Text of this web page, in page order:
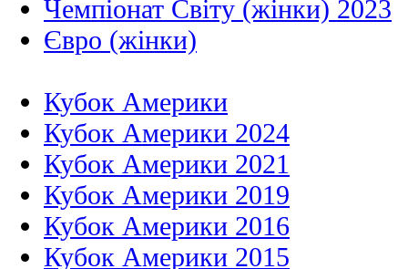
Чемпіонат Світу (жінки) 2023
Євро (жінки)
Кубок Америки
Кубок Америки 2024
Кубок Америки 2021
Кубок Америки 2019
Кубок Америки 2016
Кубок Америки 2015